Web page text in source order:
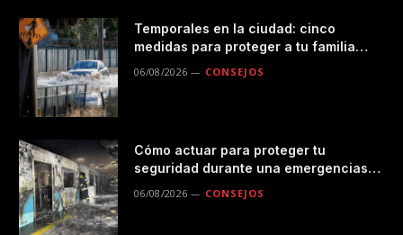
Temporales en la ciudad: cinco
medidas para proteger a tu familia
06/08/2026 CONSEJOS
Cómo actuar para proteger tu
seguridad durante una emergencias
06/08/2026 CONSEJOS